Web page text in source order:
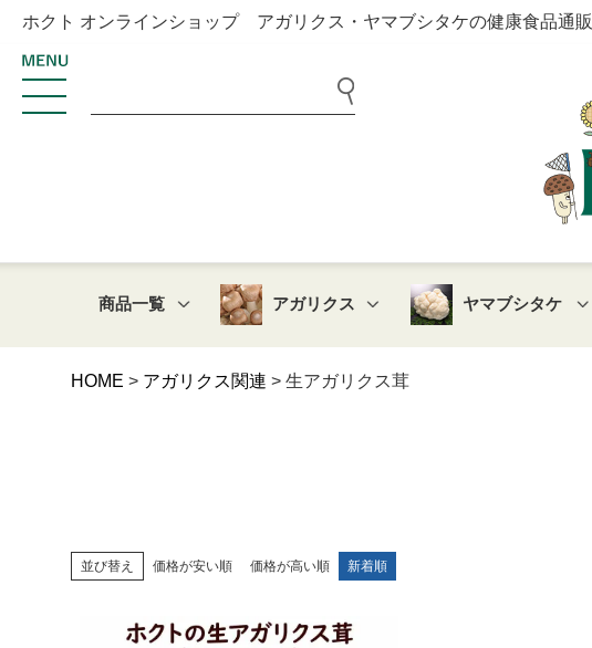
ホクト オンラインショップ アガリクス・ヤマブシタケの健康食品通販
商品一覧 アガリクス ヤマブシタケ
HOME アガリクス関連 生アガリクス茸
並び替え 価格が安い順 価格が高い順 新着順